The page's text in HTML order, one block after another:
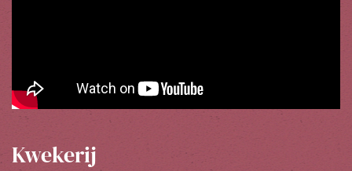
Kwekerij